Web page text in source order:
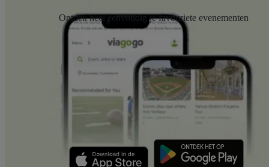
Ontdek heel eenvoudig je favouriete evenementen